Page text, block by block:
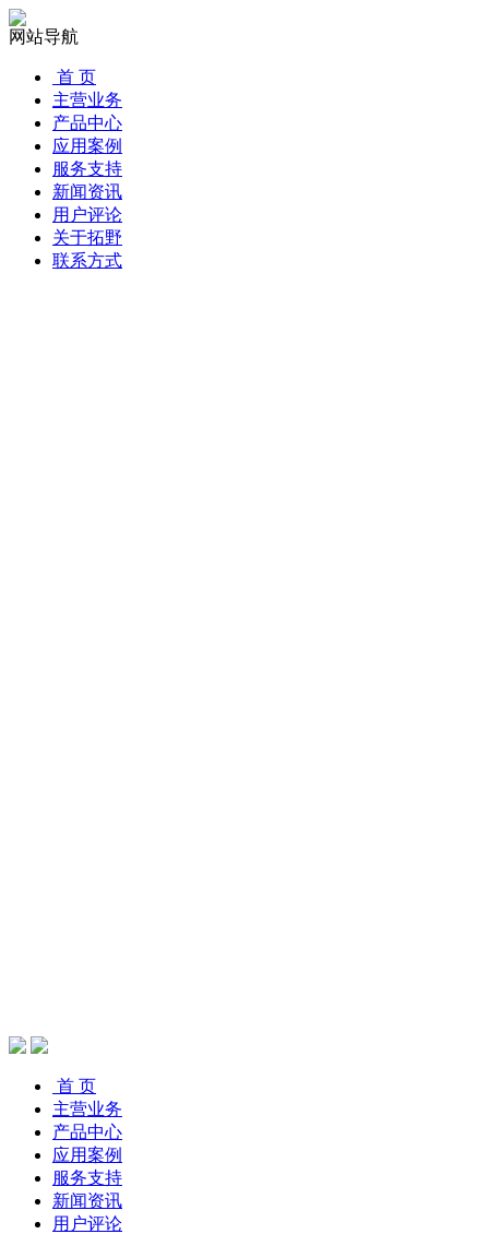
网站导航
首 页
主营业务
产品中心
应用案例
服务支持
新闻资讯
用户评论
关于拓野
联系方式
首 页
主营业务
产品中心
应用案例
服务支持
新闻资讯
用户评论